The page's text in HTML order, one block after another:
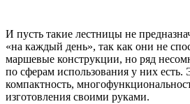
И пусть такие лестницы не
«на каждый день», так как они не
маршевые конструкции, но ряд
по сферам использования у них есть.
компактность,
изготовления своими руками.